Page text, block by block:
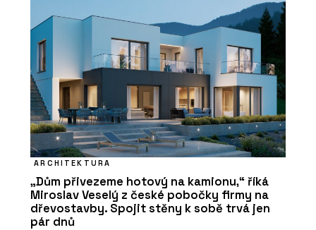
ARCHITEKTURA
„Dům přivezeme hotový na kamionu,“ říká
Miroslav Veselý z české pobočky firmy na
dřevostavby. Spojit stěny k sobě trvá jen
pár dnů